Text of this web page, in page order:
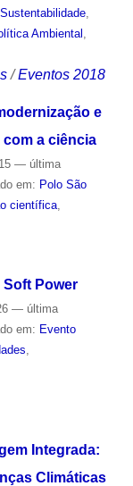
Sustentabilidade,
Ambiental
/Eventos 2018
e
a ciência
— última
em: Polo São
científica,
Power
— última
em: Evento
,
Integrada:
Climáticas